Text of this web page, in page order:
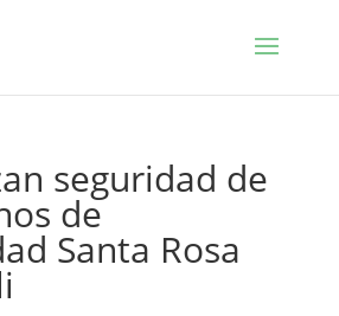
seguridad de
de
Santa Rosa